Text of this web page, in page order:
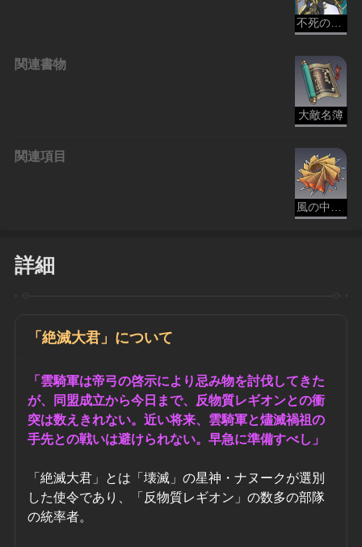
不死の神実・幻朧
関連書物
大敵名簿
関連項目
風の中の花蕾
詳細
「絶滅大君」について
「雲騎軍は帝弓の啓示により忌み物を討伐してきた
が、同盟成立から今日まで、反物質レギオンとの衝
突は数えきれない。近い将来、雲騎軍と燼滅禍祖の
手先との戦いは避けられない。早急に準備すべし」
「絶滅大君」とは「壊滅」の星神・ナヌークが選別
した使令であり、「反物質レギオン」の数多の部隊
の統率者。